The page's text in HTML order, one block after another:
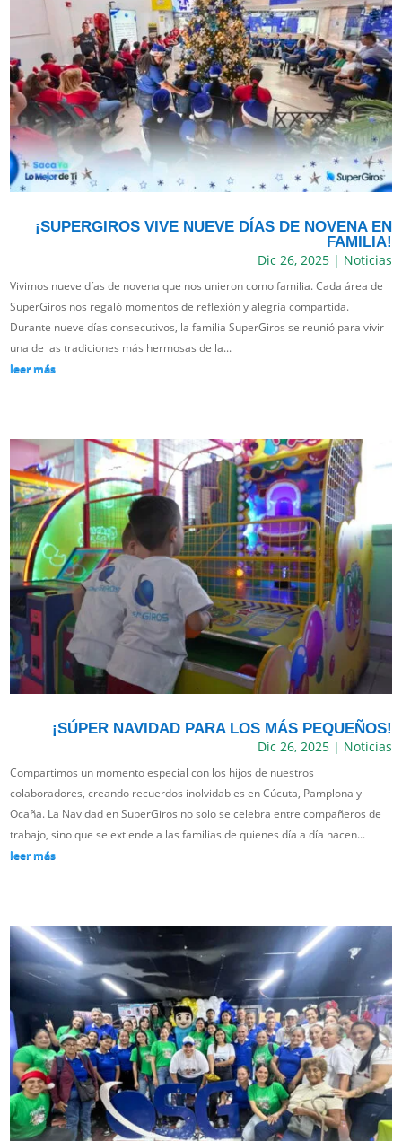
¡SUPERGIROS VIVE NUEVE DÍAS DE NOVENA EN
FAMILIA!
Dic 26, 2025| Noticias
Vivimos nueve días de novena que nos unieron como familia. Cada área de
SuperGiros nos regaló momentos de reflexión y alegría compartida.
Durante nueve días consecutivos, la familia SuperGiros se reunió para vivir
una de las tradiciones más hermosas de la...
leer más
¡SÚPER NAVIDAD PARA LOS MÁS PEQUEÑOS!
Dic 26, 2025| Noticias
Compartimos un momento especial con los hijos de nuestros
colaboradores, creando recuerdos inolvidables en Cúcuta, Pamplona y
Ocaña. La Navidad en SuperGiros no solo se celebra entre compañeros de
trabajo, sino que se extiende a las familias de quienes día a día hacen...
leer más